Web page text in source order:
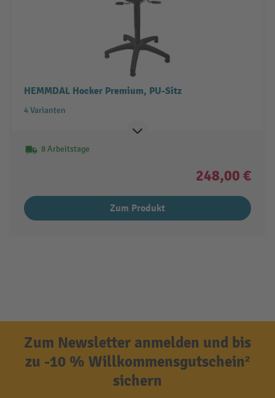
HEMMDAL Hocker Premium, PU-Sitz
4 Varianten
8 Arbeitstage
248,00 €
Zum Produkt
Zum Newsletter anmelden und bis
zu -10 % Willkommensgutschein²
sichern